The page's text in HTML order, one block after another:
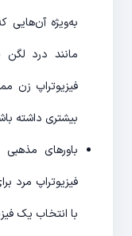
به‌ویژه آن‌هایی
مانند درد
فیزیوتراپ زن
بیشتری داشته
باورهای
فیزیوتراپ مرد
با انتخاب یک